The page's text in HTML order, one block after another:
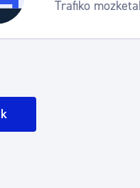
Gune publikoa,
Trafiko